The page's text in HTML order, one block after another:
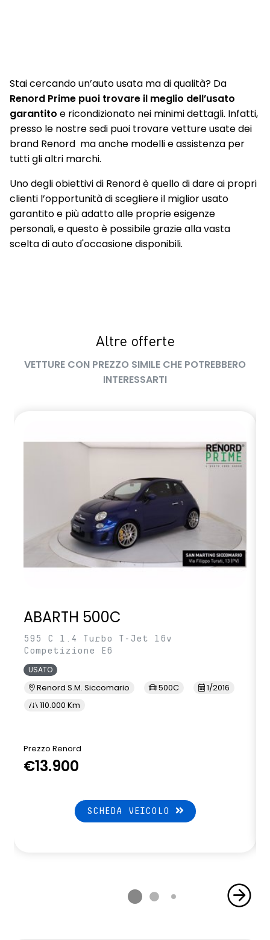
Privacy glass
Profili laterali cristalli Chrome
Retrovisore interno fotocromatico
Retrovisori Esterni In Tinta Carrozzeria
Sedile conducente regolabile in altezza
Sedile passeggero regolabile in altezza
Sedile posteriore frazionabile 1/3 - 2/3 e scorrevole
Sellerie con inserti in pelle TEP Black&Light Grey con tasca
Sistema elettronico di controllo della stabilità (ESP)
Ski anteriore e posteriore Grey
Stai cercando un’auto usata ma di qualità? Da
Renord Prime puoi trovare il meglio dell’usato
garantito e ricondizionato nei minimi dettagli. Infatti,
presso le nostre sedi puoi trovare vetture usate dei
brand Renord ma anche modelli e assistenza per
tutti gli altri marchi.
Uno degli obiettivi di Renord è quello di dare ai propri
clienti l’opportunità di scegliere il miglior usato
garantito e più adatto alle proprie esigenze
personali, e questo è possibile grazie alla vasta
scelta di auto d'occasione disponibili.
Altre offerte
VETTURE CON PREZZO SIMILE CHE POTREBBERO
INTERESSARTI
ABARTH 500C
595 C 1.4 Turbo T-Jet 16v
Competizione E6
USATO
Renord S.M. Siccomario 500C
1/2016
110.000 Km
Prezzo Renord
€13.900
SCHEDA VEICOLO